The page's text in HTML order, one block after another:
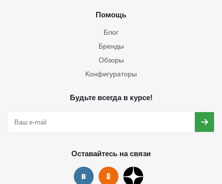
Помощь
Блог
Бренды
Обзоры
Конфигураторы
Будьте всегда в курсе!
Оставайтесь на связи